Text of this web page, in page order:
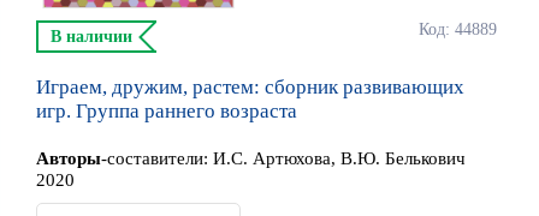
Код: 44889
В наличии
Играем, дружим, растем: сборник развивающих
игр. Группа раннего возраста
Авторы-составители: И.С. Артюхова, В.Ю. Белькович
2020